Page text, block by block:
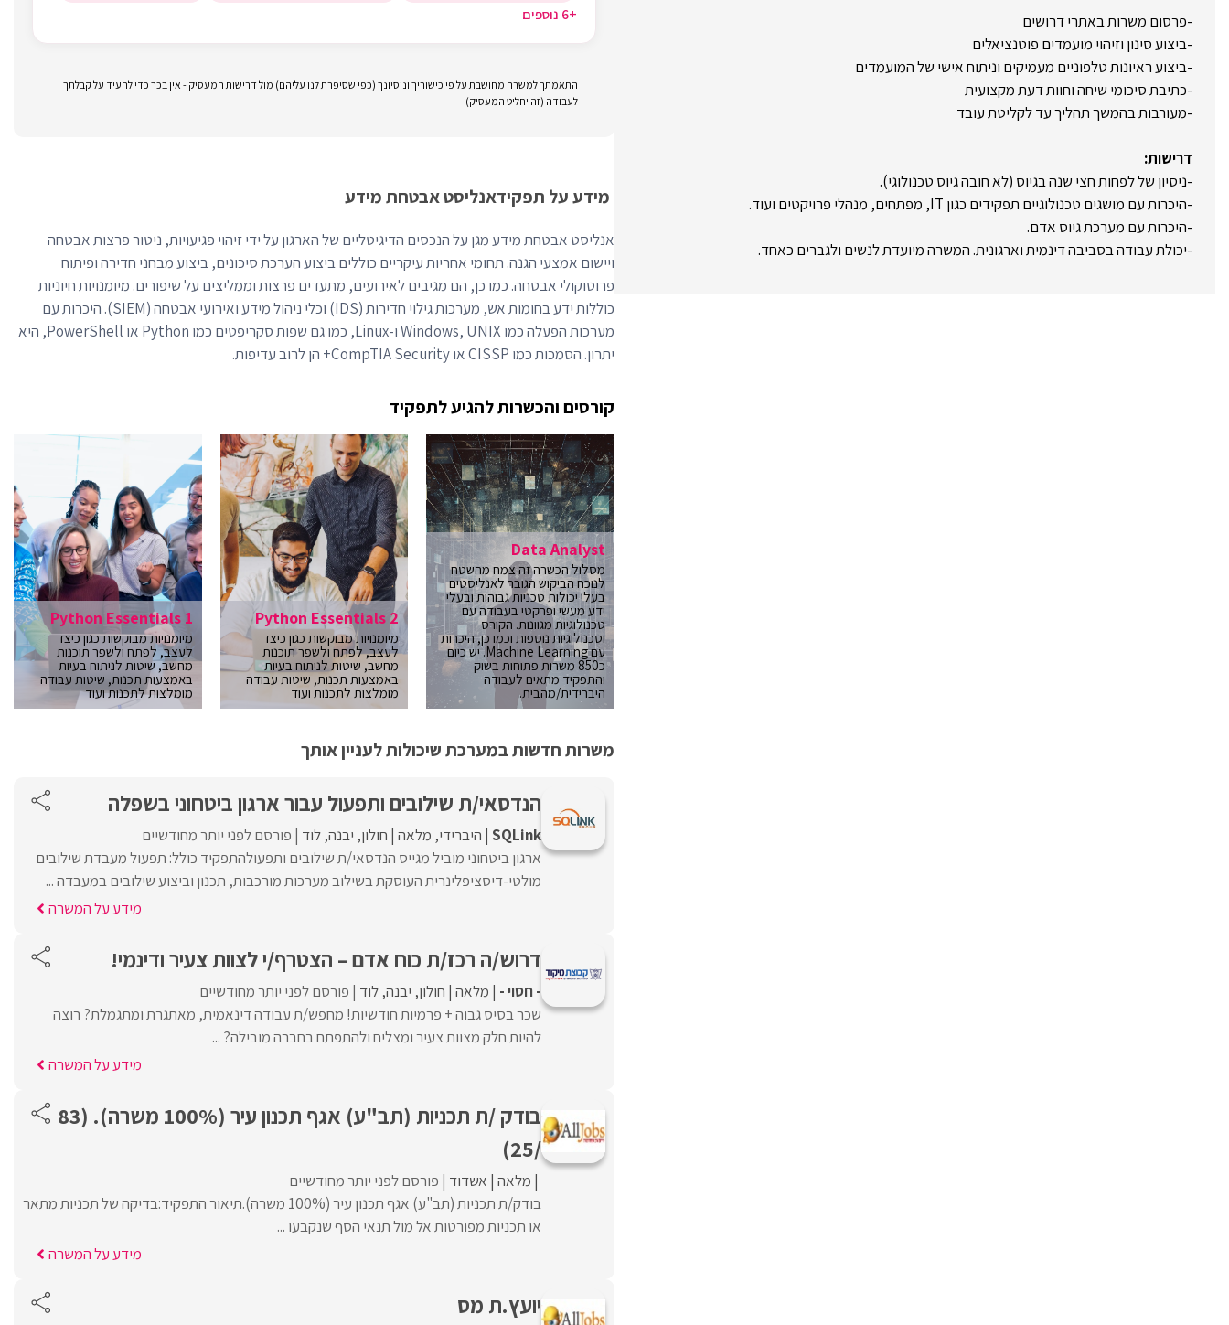
-פרסום משרות באתרי דרושים
-ביצוע סינון וזיהוי מועמדים פוטנציאלים
-ביצוע ראיונות טלפוניים מעמיקים וניתוח אישי של המועמדים
-כתיבת סיכומי שיחה וחוות דעת מקצועית
-מעורבות בהמשך תהליך עד לקליטת עובד
דרישות:
-ניסיון של לפחות חצי שנה בגיוס (לא חובה גיוס טכנולוגי).
-היכרות עם מושגים טכנולוגיים תפקידים כגון IT, מפתחים, מנהלי פרויקטים ועוד.
-היכרות עם מערכת גיוס אדם.
-יכולת עבודה בסביבה דינמית וארגונית. המשרה מיועדת לנשים ולגברים כאחד.
+6 נוספים
התאמתך למשרה מחושבת על פי כישוריך וניסיונך (כפי שסיפרת לנו עליהם) מול דרישות המעסיק - אין בכך כדי להעיד על קבלתך
לעבודה (זה יחליט המעסיק)
מידע על תפקידאנליסט אבטחת מידע
אנליסט אבטחת מידע מגן על הנכסים הדיגיטליים של הארגון על ידי זיהוי פגיעויות, ניטור פרצות אבטחה
ויישום אמצעי הגנה. תחומי אחריות עיקריים כוללים ביצוע הערכת סיכונים, ביצוע מבחני חדירה ופיתוח
פרוטוקולי אבטחה. כמו כן, הם מגיבים לאירועים, מתעדים פרצות וממליצים על שיפורים. מיומנויות חיוניות
כוללות ידע בחומות אש, מערכות גילוי חדירות (IDS) וכלי ניהול מידע ואירועי אבטחה (SIEM). היכרות עם
מערכות הפעלה כמו Windows, UNIX ו-Linux, כמו גם שפות סקריפטים כמו Python או PowerShell, היא
יתרון. הסמכות כמו CISSP או CompTIA Security+ הן לרוב עדיפות.
קורסים והכשרות להגיע לתפקיד
Data Analyst
מסלול הכשרה זה צמח מהשטח
לנוכח הביקוש הגובר לאנליסטים
בעלי יכולות טכניות גבוהות ובעלי
ידע מעשי ופרקטי בעבודה עם
טכנולוגיות מגוונות. הקורס
וטכנולוגיות נוספות וכמו כן, היכרות
עם Machine Learning. יש כיום
כ850 משרות פתוחות בשוק
והתפקיד מתאים לעבודה
היברידית/מהבית.
Python Essentials 2
מיומנויות מבוקשות כגון כיצד
לעצב, לפתח ולשפר תוכנות
מחשב, שיטות לניתוח בעיות
באמצעות תכנות, שיטות עבודה
מומלצות לתכנות ועוד
Python Essentials 1
מיומנויות מבוקשות כגון כיצד
לעצב, לפתח ולשפר תוכנות
מחשב, שיטות לניתוח בעיות
באמצעות תכנות, שיטות עבודה
מומלצות לתכנות ועוד
משרות חדשות במערכת שיכולות לעניין אותך
הנדסאי/ת שילובים ותפעול עבור ארגון ביטחוני בשפלה
SQLink היברידי מלאה חולון יבנה לוד פורסם לפני יותר מחודשיים
ארגון ביטחוני מוביל מגייס הנדסאי/ת שילובים ותפעולהתפקיד כולל: תפעול מעבדת שילובים
מולטי-דיסציפלינרית העוסקת בשילוב מערכות מורכבות, תכנון וביצוע שילובים במעבדה ...
מידע על המשרה
דרוש/ה רכז/ת כוח אדם – הצטרף/י לצוות צעיר ודינמי!
- חסוי - מלאה חולון יבנה לוד פורסם לפני יותר מחודשיים
שכר בסיס גבוה + פרמיות חודשיות! מחפש/ת עבודה דינאמית, מאתגרת ומתגמלת? רוצה
להיות חלק מצוות צעיר ומצליח ולהתפתח בחברה מובילה? ...
מידע על המשרה
בודק /ת תכניות (תב"ע) אגף תכנון עיר (100% משרה). (83
/25)
מלאה אשדוד פורסם לפני יותר מחודשיים
בודק/ת תכניות (תב"ע) אגף תכנון עיר (100% משרה).תיאור התפקיד:בדיקה של תכניות מתאר
או תכניות מפורטות אל מול תנאי הסף שנקבעו ...
מידע על המשרה
יועץ.ת מס